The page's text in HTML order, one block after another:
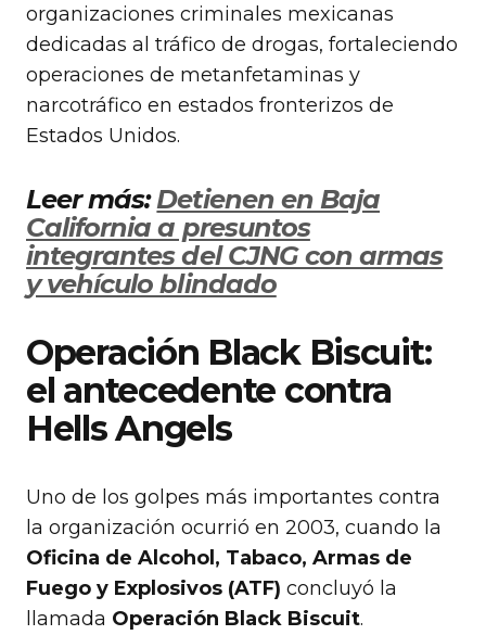
organizaciones criminales mexicanas
dedicadas al tráfico de drogas, fortaleciendo
operaciones de metanfetaminas y
narcotráfico en estados fronterizos de
Estados Unidos.
Leer más:Detienen en Baja
California a presuntos
integrantes del CJNG con armas
y vehículo blindado
Operación Black Biscuit:
el antecedente contra
Hells Angels
Uno de los golpes más importantes contra
la organización ocurrió en 2003, cuando la
Oficina de Alcohol, Tabaco, Armas de
Fuego y Explosivos (ATF) concluyó la
llamada Operación Black Biscuit.